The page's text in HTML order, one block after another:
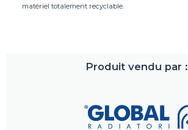
matériel totalement recyclable.
Produit vendu par :